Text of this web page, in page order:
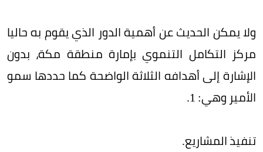
ولا يمكن الحديث عن أهمية الدور الذي يقوم به حاليا
مركز التكامل التنموي بإمارة منطقة مكة، بدون
الإشارة إلى أهدافه الثلاثة الواضحة كما حددها سمو
الأمير وهي: 1.
تنفيذ المشاريع.